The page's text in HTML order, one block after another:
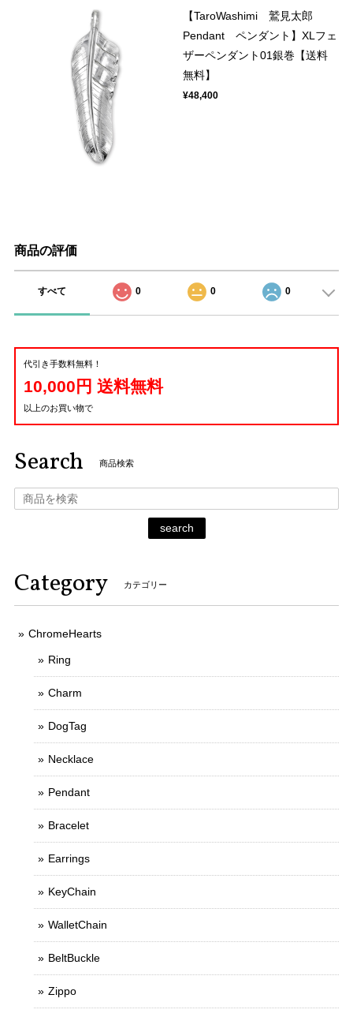
【TaroWashimi 鷲見太郎
Pendant ペンダント】XLフェ
ザーペンダント01銀巻【送料
無料】
¥48,400
商品の評価
すべて 0 0 0
代引き手数料無料！
10,000円 送料無料
以上のお買い物で
Search 商品検索
search
Category カテゴリー
ChromeHearts
Ring
Charm
DogTag
Necklace
Pendant
Bracelet
Earrings
KeyChain
WalletChain
BeltBuckle
Zippo